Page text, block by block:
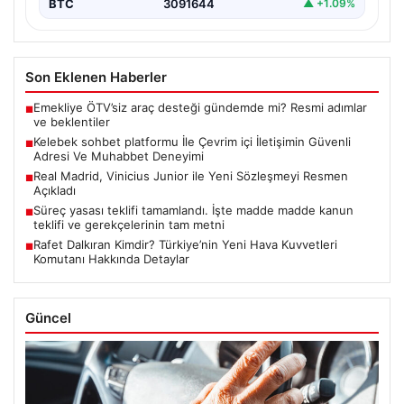
BTC 3091644 ▲ +1.09%
Son Eklenen Haberler
■Emekliye ÖTV’siz araç desteği gündemde mi? Resmi adımlar
ve beklentiler
■Kelebek sohbet platformu İle Çevrim içi İletişimin Güvenli
Adresi Ve Muhabbet Deneyimi
■Real Madrid, Vinicius Junior ile Yeni Sözleşmeyi Resmen
Açıkladı
■Süreç yasası teklifi tamamlandı. İşte madde madde kanun
teklifi ve gerekçelerinin tam metni
■Rafet Dalkıran Kimdir? Türkiye’nin Yeni Hava Kuvvetleri
Komutanı Hakkında Detaylar
Güncel